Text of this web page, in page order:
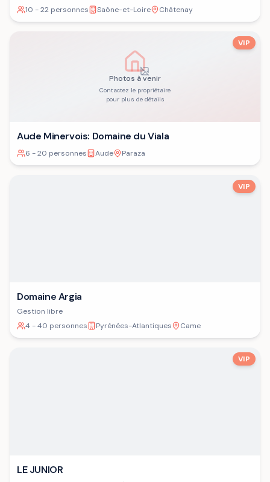
10 - 22 personnes
Saône-et-Loire Châtenay
Photos à venir
Contactez le propriétaire
pour plus de détails
VIP
Aude Minervois: Domaine du Viala
6 - 20 personnes Aude Paraza
VIP
Domaine Argia
Gestion libre
4 - 40 personnes
Pyrénées-Atlantiques Came
VIP
LE JUNIOR